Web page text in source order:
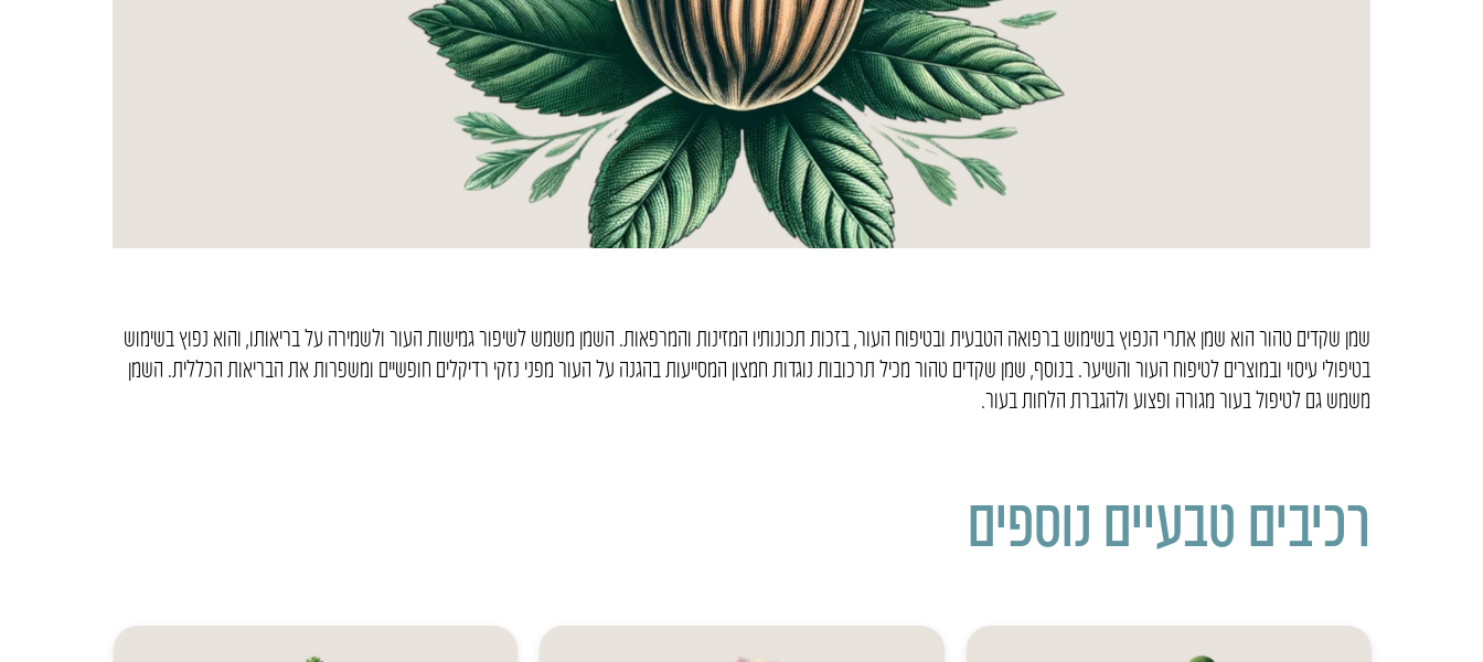
שמן שקדים טהור הוא שמן אתרי הנפוץ בשימוש ברפואה הטבעית ובטיפוח העור, בזכות תכונותיו המזינות והמרפאות. השמן משמש לשיפור גמישות העור ולשמירה על בריאותו, והוא נפוץ בשימוש
בטיפולי עיסוי ובמוצרים לטיפוח העור והשיער. בנוסף, שמן שקדים טהור מכיל תרכובות נוגדות חמצון המסייעות בהגנה על העור מפני נזקי רדיקלים חופשיים ומשפרות את הבריאות הכללית. השמן
משמש גם לטיפול בעור מגורה ופצוע ולהגברת הלחות בעור.
רכיבים טבעיים נוספים